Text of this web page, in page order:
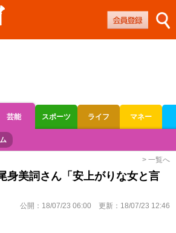
芸能 スポーツ ライフ マネー
オートレース
> 一覧へ
身美詞さん「安上がりな女と言
公開： 18/07/23 06:00 更新： 18/07/23 12:46